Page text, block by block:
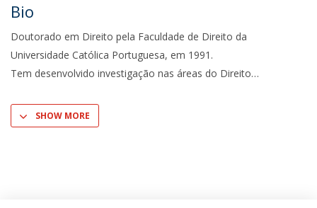
Bio
Doutorado em Direito pela Faculdade de Direito da
Universidade Católica Portuguesa, em 1991.
Tem desenvolvido investigação nas áreas do Direito
SHOW MORE